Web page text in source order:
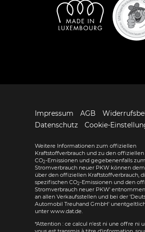
Impressum AGB
Datenschutz
Cookie-
Weitere Informationen zum offiziellen
Kraftstoffverbrauch und zu den
CO2-Emissionen und gegebenenfalls zum
Stromverbrauch neuer PKW können
über den offiziellen Kraftstoffverbrauch,
spezifischen CO2-Emissionen und den
Stromverbrauch neuer PKW'
an allen Verkaufsstellen und bei der
Automobil Treuhand GmbH'
unter www.dat.de.
*Attention : ce calcul n'est ni une offre ni